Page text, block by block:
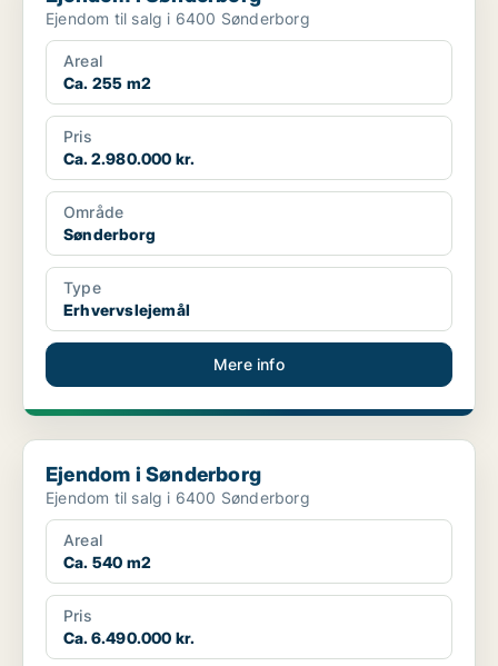
Ejendom til salg i 6400 Sønderborg
Areal
Ca. 255 m2
Pris
Ca. 2.980.000 kr.
Område
Sønderborg
Type
Erhvervslejemål
Mere info
Ejendom i Sønderborg
Ejendom i Sønderborg
Ejendom til salg i 6400 Sønderborg
Areal
Ca. 540 m2
Pris
Ca. 6.490.000 kr.